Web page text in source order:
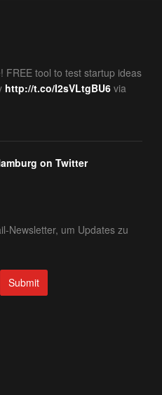
FREE tool to test startup ideas
http://t.co/I2sVLtgBU6 via
on Twitter
Newsletter, um Updates zu